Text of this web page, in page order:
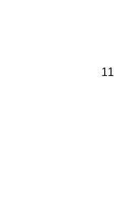
הלידה. כמו כן במידה ונלקחה חופשת לידה של 26 שבועות, יש לנכות מתוך תקופת ההארכה את 11